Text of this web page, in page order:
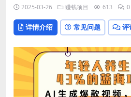
2025-03-26 赚钱项目 613 0
详情介绍 常见问题 评